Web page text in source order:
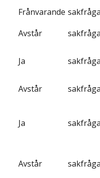
Frånvarande
Avstår
Ja
Avstår
Ja
Avstår